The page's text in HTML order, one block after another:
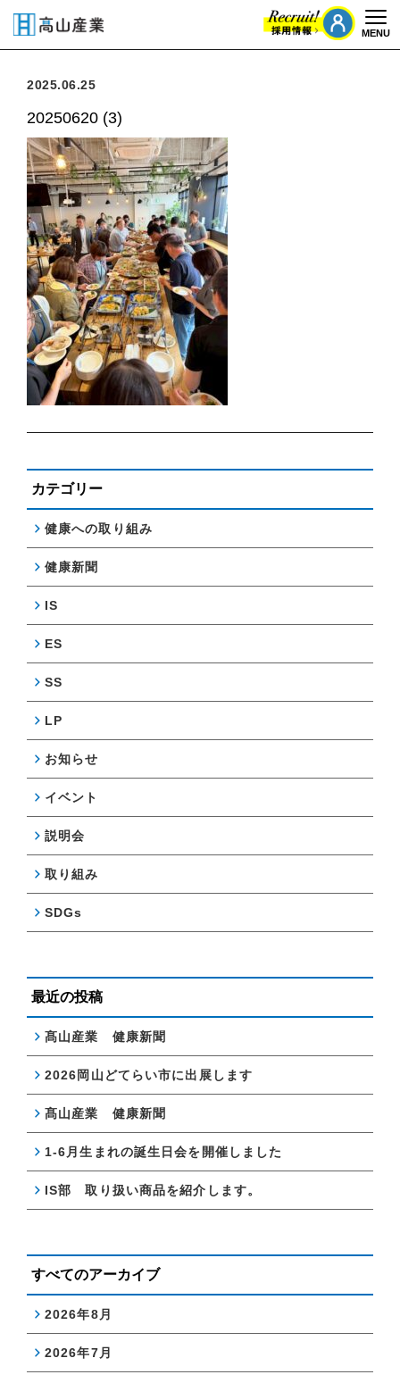
MENU
2025.06.25
20250620 (3)
カテゴリー
健康への取り組み
健康新聞
IS
ES
SS
LP
お知らせ
イベント
説明会
取り組み
SDGs
最近の投稿
髙山産業 健康新聞
2026岡山どてらい市に出展します
髙山産業 健康新聞
1-6月生まれの誕生日会を開催しました
IS部 取り扱い商品を紹介します。
すべてのアーカイブ
2026年8月
2026年7月